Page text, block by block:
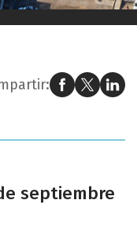
Ahora estás leyendo: Scotiabank: 8vo retiro generaría una salida de S/27,000 millones de los fondos
septiembre